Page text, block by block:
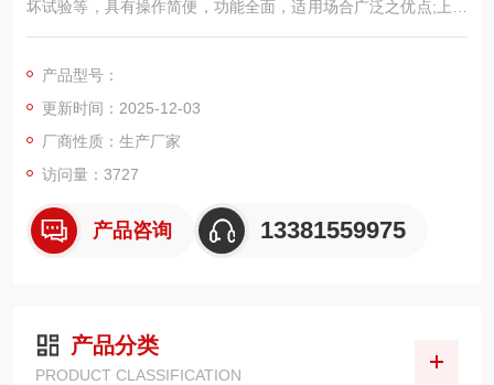
坏试验等，具有操作简便，功能全面，适用场合广泛之优点;上海
佳宜公司专业销售河北拉力计,精度误差:0.5%F.S,可分为表盘指针
计，数显测力仪，数显推拉力计，电子测力仪,电子测力计，上海
测力计，上海测力仪，河北拉力计，上海拉力计等
产品型号：
更新时间：2025-12-03
厂商性质：生产厂家
访问量：3727
产品咨询 13381559975
产品分类
PRODUCT CLASSIFICATION